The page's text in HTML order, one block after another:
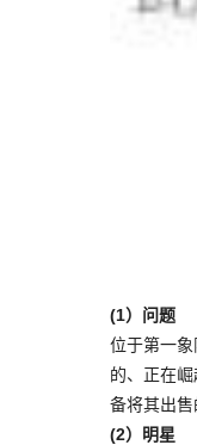
(1）问题
位于第一
的、正在
备将其出售
(2）明星